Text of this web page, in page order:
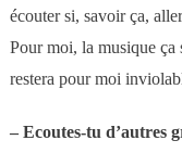
écouter si, savoir ça,
Pour moi, la musique ça
restera pour moi
– Ecoutes-tu d’autres